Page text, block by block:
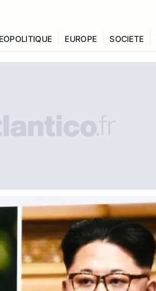
EUROPE SOCIETE